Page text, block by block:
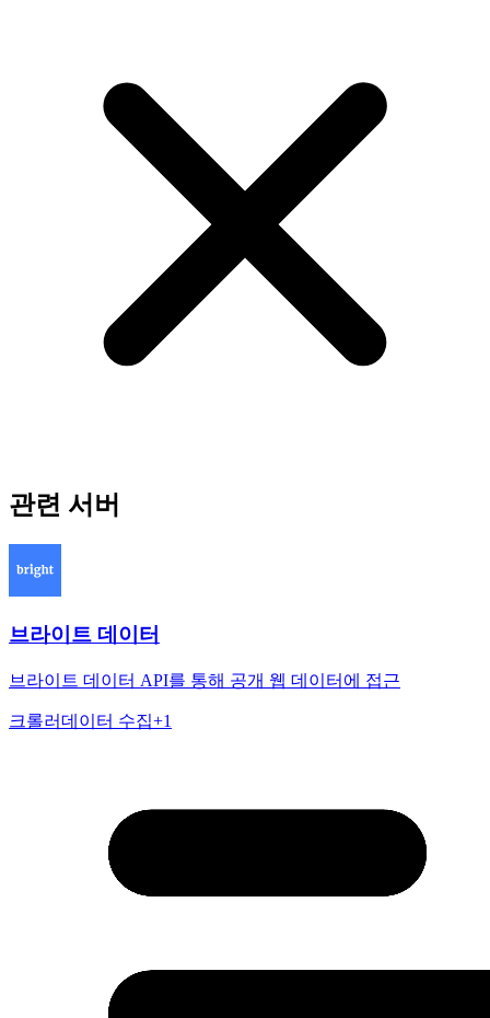
관련 서버
브라이트 데이터
브라이트 데이터 API를 통해 공개 웹 데이터에 접근
크롤러데이터 수집+1